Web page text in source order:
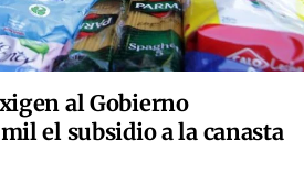
al Gobierno
el subsidio a la canasta